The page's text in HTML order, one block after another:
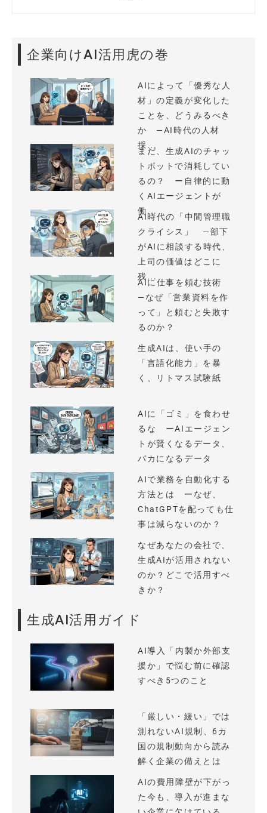
企業向けAI活用虎の巻
AIによって「優秀な人
材」の定義が変化した
ことを、どうみるべき
か —AI時代の人材
採...
まだ、生成AIのチャッ
トボットで消耗してい
るの？ ー自律的に動
くAIエージェントが
働...
AI時代の「中間管理職
クライシス」 —部下
がAIに相談する時代、
上司の価値はどこに
残...
AIに仕事を頼む技術
—なぜ「営業資料を作
って」と頼むと失敗す
るのか？
生成AIは、使い手の
「言語化能力」を暴
く、リトマス試験紙
AIに「ゴミ」を食わせ
るな ーAIエージェン
トが賢くなるデータ、
バカになるデータ
AIで業務を自動化する
方法とは ーなぜ、
ChatGPTを配っても仕
事は減らないのか？
なぜあなたの会社で、
生成AIが活用されない
のか？どこで活用すべ
きか？
生成AI活用ガイド
AI導入「内製か外部支
援か」で悩む前に確認
すべき5つのこと
「厳しい・緩い」では
測れないAI規制、6カ
国の規制動向から読み
解く企業の備えとは
AIの費用障壁が下がっ
た今も、導入が進まな